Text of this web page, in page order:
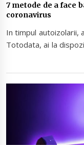
7 metode de a face
coronavirus
In timpul autoizolarii,
Totodata, ai la